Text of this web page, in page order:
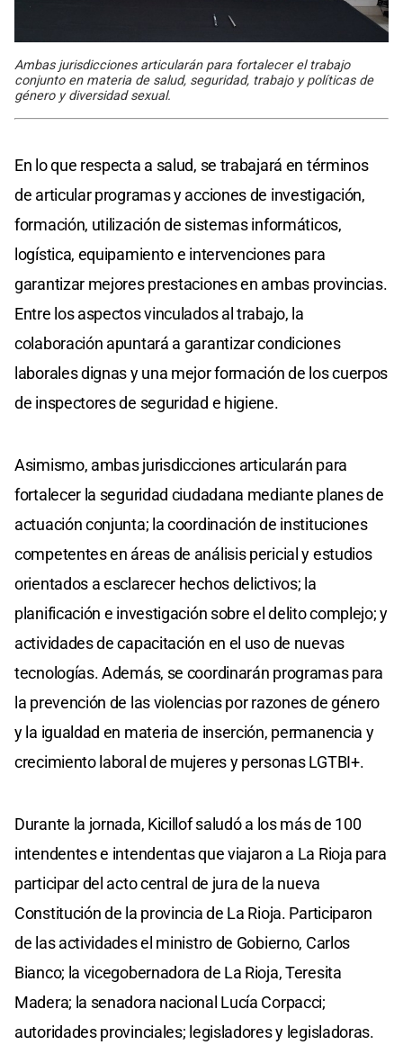
Ambas jurisdicciones articularán para fortalecer el trabajo
conjunto en materia de salud, seguridad, trabajo y políticas de
género y diversidad sexual.
En lo que respecta a salud, se trabajará en términos
de articular programas y acciones de investigación,
formación, utilización de sistemas informáticos,
logística, equipamiento e intervenciones para
garantizar mejores prestaciones en ambas provincias.
Entre los aspectos vinculados al trabajo, la
colaboración apuntará a garantizar condiciones
laborales dignas y una mejor formación de los cuerpos
de inspectores de seguridad e higiene.
Asimismo, ambas jurisdicciones articularán para
fortalecer la seguridad ciudadana mediante planes de
actuación conjunta; la coordinación de instituciones
competentes en áreas de análisis pericial y estudios
orientados a esclarecer hechos delictivos; la
planificación e investigación sobre el delito complejo; y
actividades de capacitación en el uso de nuevas
tecnologías. Además, se coordinarán programas para
la prevención de las violencias por razones de género
y la igualdad en materia de inserción, permanencia y
crecimiento laboral de mujeres y personas LGTBI+.
Durante la jornada, Kicillof saludó a los más de 100
intendentes e intendentas que viajaron a La Rioja para
participar del acto central de jura de la nueva
Constitución de la provincia de La Rioja. Participaron
de las actividades el ministro de Gobierno, Carlos
Bianco; la vicegobernadora de La Rioja, Teresita
Madera; la senadora nacional Lucía Corpacci;
autoridades provinciales; legisladores y legisladoras.